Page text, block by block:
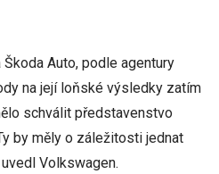
Auto, podle agentury
na její loňské výsledky zatím
schválit představenstvo
by měly o záležitosti jednat
Volkswagen.